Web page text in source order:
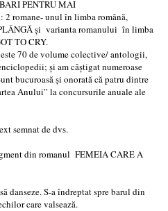
PENTRU MAI
2 romane- unul în limba română,
și varianta romanului în limba
TO CRY.
70 de volume colective/ antologii,
și am câștigat numeroase
bucuroasă și onorată că patru dintre
Anului” la concursurile anuale ale
semnat de dvs.
din romanul FEMEIA CARE A
danseze. S-a îndreptat spre barul din
care valsează.